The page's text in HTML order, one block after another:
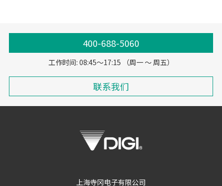
400-688-5060
工作时间: 08:45～17:15 （周一 ～ 周五）
联系我们
上海寺冈电子有限公司